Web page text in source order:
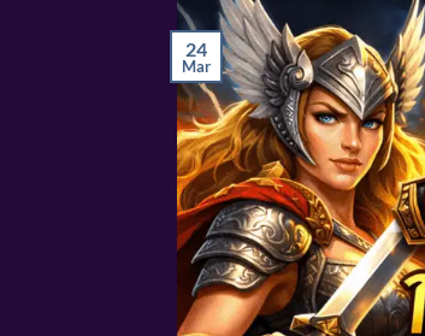
24
Mar